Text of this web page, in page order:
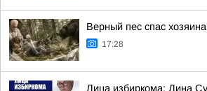
Верный пес спас
17:28
Лица избиркома: Дина